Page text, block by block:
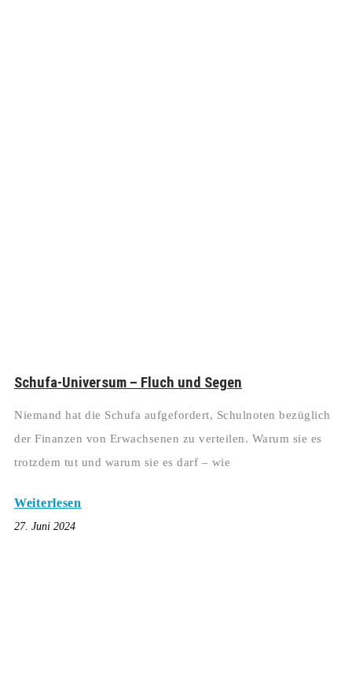
Schufa-Universum – Fluch und Segen
Niemand hat die Schufa aufgefordert, Schulnoten bezüglich
der Finanzen von Erwachsenen zu verteilen. Warum sie es
trotzdem tut und warum sie es darf – wie
Weiterlesen
27. Juni 2024